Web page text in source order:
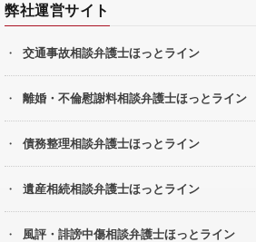
弊社運営サイト
交通事故相談弁護士ほっとライン
離婚・不倫慰謝料相談弁護士ほっとライン
債務整理相談弁護士ほっとライン
遺産相続相談弁護士ほっとライン
風評・誹謗中傷相談弁護士ほっとライン